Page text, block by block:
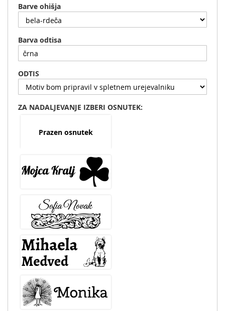
začetek
galerije
Barve ohišja
Barva odtisa
ODTIS
ZA NADALJEVANJE IZBERI OSNUTEK:
Prazen osnutek